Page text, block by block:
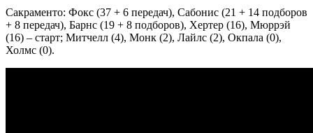
Сакраменто: Фокс (37 + 6 передач), Сабонис (21 + 14 подборов
+ 8 передач), Барнс (19 + 8 подборов), Хертер (16), Мюррэй
(16) – старт; Митчелл (4), Монк (2), Лайлс (2), Окпала (0),
Холмс (0).